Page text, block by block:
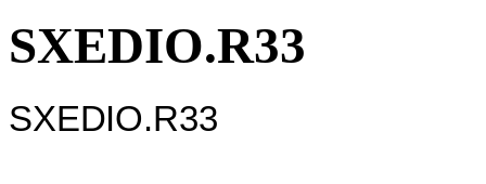
SXEDIO.R33
SXEDIO.R33